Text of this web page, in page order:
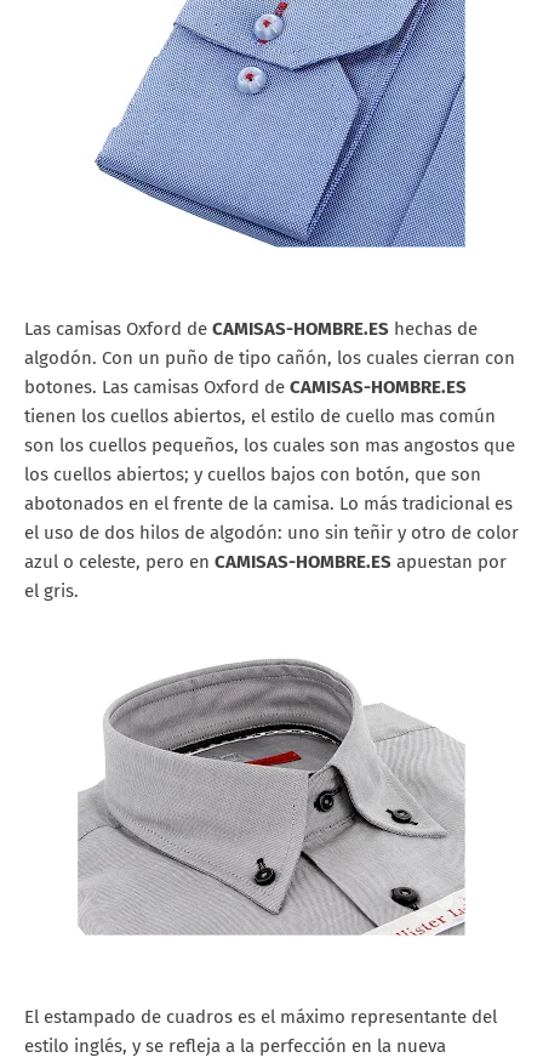
Las camisas Oxford de CAMISAS-HOMBRE.ES hechas de
algodón. Con un puño de tipo cañón, los cuales cierran con
botones. Las camisas Oxford de CAMISAS-HOMBRE.ES
tienen los cuellos abiertos, el estilo de cuello mas común
son los cuellos pequeños, los cuales son mas angostos que
los cuellos abiertos; y cuellos bajos con botón, que son
abotonados en el frente de la camisa. Lo más tradicional es
el uso de dos hilos de algodón: uno sin teñir y otro de color
azul o celeste, pero en CAMISAS-HOMBRE.ES apuestan por
el gris.
El estampado de cuadros es el máximo representante del
estilo inglés, y se refleja a la perfección en la nueva